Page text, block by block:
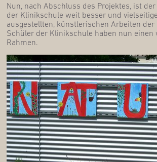
Nun, nach Abschluss des Pro­jek­tes, ist
der Kli­nik­schu­le weit bes­ser und
aus­ge­stell­ten, künst­le­ri­schen Arbei­ten
Schü­ler der Kli­nik­schu­le haben nun einen
Rahmen.